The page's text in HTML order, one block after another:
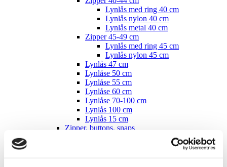
Lynlås med ring 40 cm
Lynlås nylon 40 cm
Lynlås metal 40 cm
Zipper 45-49 cm
Lynlås med ring 45 cm
Lynlås nylon 45 cm
Lynlås 47 cm
Lynlåse 50 cm
Lynlåse 55 cm
Lynlåse 60 cm
Lynlåse 70-100 cm
Lynlås 100 cm
Lynlås 15 cm
Zipper, buttons, snaps
Bånd - skråbånd / kantbånd